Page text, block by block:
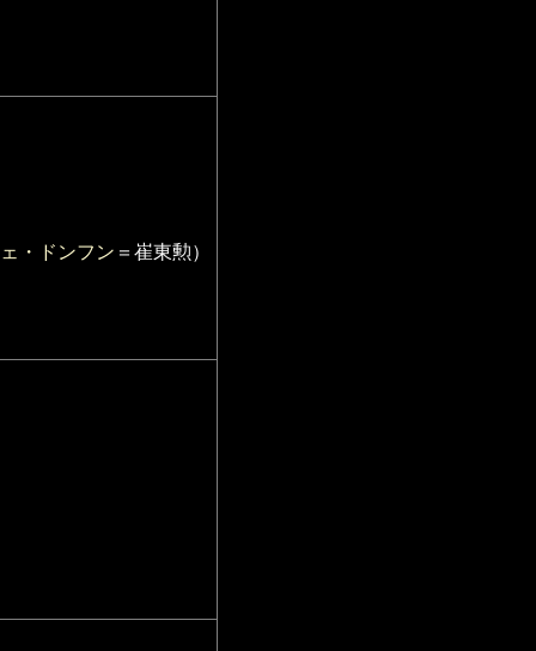
・ドンフン ＝崔東勲）